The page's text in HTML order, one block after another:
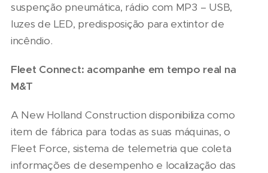
suspenção pneumática, rádio com MP3 – USB,
luzes de LED, predisposição para extintor de
incêndio.
Fleet Connect: acompanhe em tempo real na
M&T
A New Holland Construction disponibiliza como
item de fábrica para todas as suas máquinas, o
Fleet Force, sistema de telemetria que coleta
informações de desempenho e localização das